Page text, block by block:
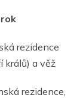
rezidence
králů) a věž
rezidence,